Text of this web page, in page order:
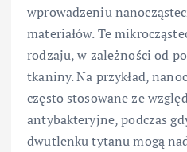
wprowadzeniu
materiałów. Te
rodzaju, w zależności od
tkaniny. Na przykład,
często stosowane ze
antybakteryjne, podczas
dwutlenku tytanu mogą